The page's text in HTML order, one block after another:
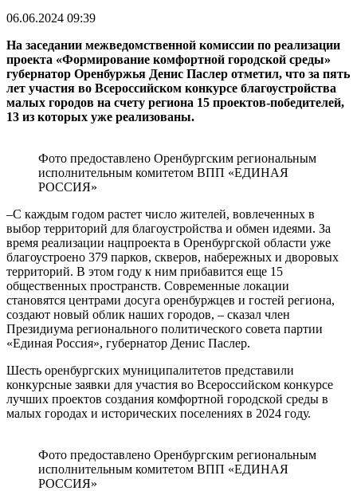
06.06.2024 09:39
На заседании межведомственной комиссии по реализации
проекта «Формирование комфортной городской среды»
губернатор Оренбуржья Денис Паслер отметил, что за пять
лет участия во Всероссийском конкурсе благоустройства
малых городов на счету региона 15 проектов-победителей,
13 из которых уже реализованы.
Фото предоставлено Оренбургским региональным
исполнительным комитетом ВПП «ЕДИНАЯ
РОССИЯ»
–С каждым годом растет число жителей, вовлеченных в
выбор территорий для благоустройства и обмен идеями. За
время реализации нацпроекта в Оренбургской области уже
благоустроено 379 парков, скверов, набережных и дворовых
территорий. В этом году к ним прибавится еще 15
общественных пространств. Современные локации
становятся центрами досуга оренбуржцев и гостей региона,
создают новый облик наших городов, – сказал член
Президиума регионального политического совета партии
«Единая Россия», губернатор Денис Паслер.
Шесть оренбургских муниципалитетов представили
конкурсные заявки для участия во Всероссийском конкурсе
лучших проектов создания комфортной городской среды в
малых городах и исторических поселениях в 2024 году.
Фото предоставлено Оренбургским региональным
исполнительным комитетом ВПП «ЕДИНАЯ
РОССИЯ»